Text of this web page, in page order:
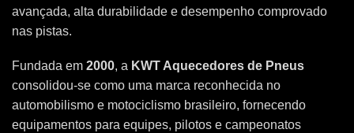
avançada, alta durabilidade e desempenho comprovado
nas pistas.
Fundada em 2000, a KWT Aquecedores de Pneus
consolidou-se como uma marca reconhecida no
automobilismo e motociclismo brasileiro, fornecendo
equipamentos para equipes, pilotos e campeonatos